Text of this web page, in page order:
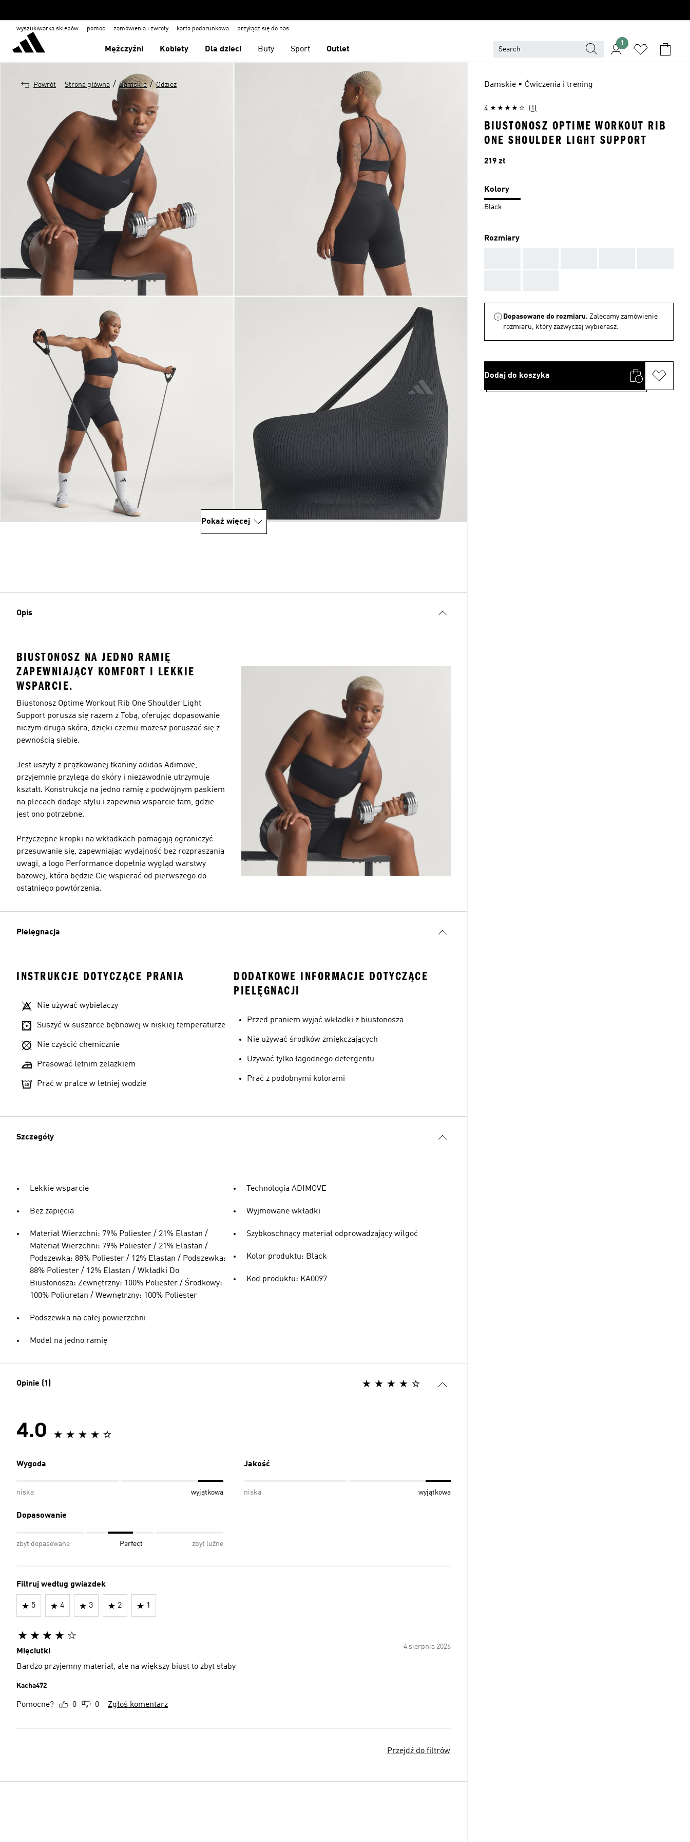
wyszukiwarka sklepów pomoc zamówienia i zwroty karta podarunkowa przyłącz się do nas
Mężczyźni Kobiety Dla dzieci Buty Sport Outlet
1
Powrót Strona główna / Damskie / Odzież
Pokaż więcej
Opis
BIUSTONOSZ NA JEDNO RAMIĘ
ZAPEWNIAJĄCY KOMFORT I LEKKIE
WSPARCIE.
Biustonosz Optime Workout Rib One Shoulder Light
Support porusza się razem z Tobą, oferując dopasowanie
niczym druga skóra, dzięki czemu możesz poruszać się z
pewnością siebie.
Jest uszyty z prążkowanej tkaniny adidas Adimove,
przyjemnie przylega do skóry i niezawodnie utrzymuje
kształt. Konstrukcja na jedno ramię z podwójnym paskiem
na plecach dodaje stylu i zapewnia wsparcie tam, gdzie
jest ono potrzebne.
Przyczepne kropki na wkładkach pomagają ograniczyć
przesuwanie się, zapewniając wydajność bez rozpraszania
uwagi, a logo Performance dopełnia wygląd warstwy
bazowej, która będzie Cię wspierać od pierwszego do
ostatniego powtórzenia.
Pielęgnacja
INSTRUKCJE DOTYCZĄCE PRANIA
Nie używać wybielaczy
Suszyć w suszarce bębnowej w niskiej temperaturze
Nie czyścić chemicznie
Prasować letnim żelazkiem
Prać w pralce w letniej wodzie
DODATKOWE INFORMACJE DOTYCZĄCE
PIELĘGNACJI
Przed praniem wyjąć wkładki z biustonosza
Nie używać środków zmiękczających
Używać tylko łagodnego detergentu
Prać z podobnymi kolorami
Szczegóły
Lekkie wsparcie
Bez zapięcia
Materiał Wierzchni: 79% Poliester / 21% Elastan /
Materiał Wierzchni: 79% Poliester / 21% Elastan /
Podszewka: 88% Poliester / 12% Elastan / Podszewka:
88% Poliester / 12% Elastan / Wkładki Do
Biustonosza: Zewnętrzny: 100% Poliester / Środkowy:
100% Poliuretan / Wewnętrzny: 100% Poliester
Podszewka na całej powierzchni
Model na jedno ramię
Technologia ADIMOVE
Wyjmowane wkładki
Szybkoschnący materiał odprowadzający wilgoć
Kolor produktu: Black
Kod produktu: KA0097
Opinie (1)
4.0
Wygoda
niska wyjątkowa
Jakość
niska wyjątkowa
Dopasowanie
zbyt dopasowane Perfect zbyt luźne
Filtruj według gwiazdek
5 4 3 2 1
4 sierpnia 2026
Mięciutki
Bardzo przyjemny materiał, ale na większy biust to zbyt słaby
Kacha472
Pomocne? 0 0 Zgłoś komentarz
Przejdź do filtrów
Damskie • Ćwiczenia i trening
4 (1)
BIUSTONOSZ OPTIME WORKOUT RIB
ONE SHOULDER LIGHT SUPPORT
Cena
219 zł
Kolory
Black
Rozmiary
Dopasowane do rozmiaru. Zalecamy zamówienie
rozmiaru, który zazwyczaj wybierasz.
Dodaj do koszyka